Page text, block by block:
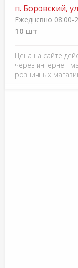
п. Боровский,
Ежедневно 08:00-
10 шт
Цена на сайте
через интернет-
розничных